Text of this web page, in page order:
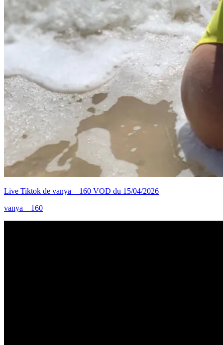
Live Tiktok de vanya__160 VOD du 15/04/2026
vanya__160